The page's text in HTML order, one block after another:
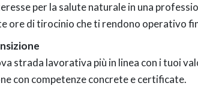
per la salute naturale in una
ore di tirocinio che ti rendono operativo
strada lavorativa più in linea con i tuoi
con competenze concrete e certificate.